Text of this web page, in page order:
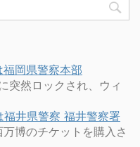
岡県警察本部
突然ロックされ、ウィ
井県警察 福井警察署
万博のチケットを購入さ